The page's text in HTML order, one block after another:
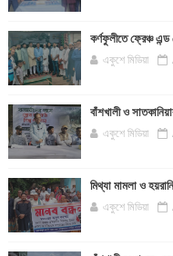
কর্ণফুলীতে ফ্রেঞ্চ
একুশে মিডিয়া
বাঁশখালী ও
একুশে মিডিয়া
মিথ্যা মামলা ও
একুশে মিডিয়া